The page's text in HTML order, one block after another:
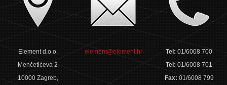
Element d.o.o.
Menčetićeva 2
10000 Zagreb,
element@element.hr Tel:01/6008 700
Tel:01/6008 701
Fax: 01/6008 799